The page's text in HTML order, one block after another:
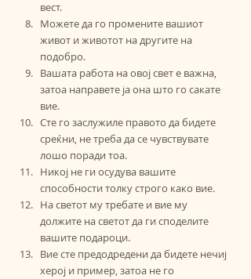
вест.
Можете да го промените вашиот
живот и животот на другите на
подобро.
Вашата работа на овој свет е важна,
затоа направете ја она што го сакате
вие.
Сте го заслужиле правото да бидете
среќни, не треба да се чувствувате
лошо поради тоа.
Никој не ги осудува вашите
способности толку строго како вие.
На светот му требате и вие му
должите на светот да ги споделите
вашите подароци.
Вие сте предодредени да бидете нечиј
херој и пример, затоа не го